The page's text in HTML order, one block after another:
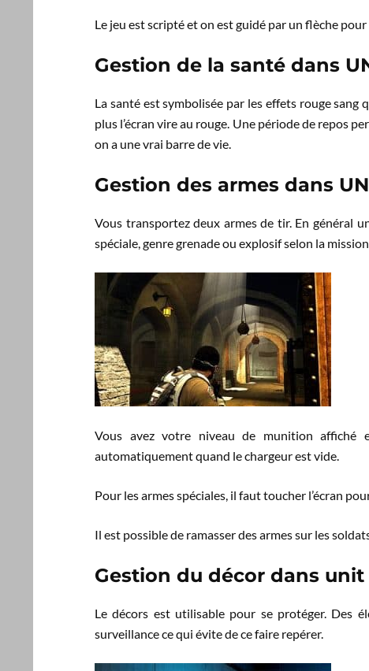
Le jeu est scripté et on est guidé par un flèche
Gestion de la santé dans
La santé est symbolisée par les effets rouge
plus l’écran vire au rouge. Une période de repos
on a une vrai barre de vie.
Gestion des armes dans
Vous transportez deux armes de tir. En général
spéciale, genre grenade ou explosif selon la
Vous avez votre niveau de munition affiché
automatiquement quand le chargeur est vide.
Pour les armes spéciales, il faut toucher l’écran
Il est possible de ramasser des armes sur les
Gestion du décor dans unit
Le décors est utilisable pour se protéger. Des
surveillance ce qui évite de ce faire repérer.